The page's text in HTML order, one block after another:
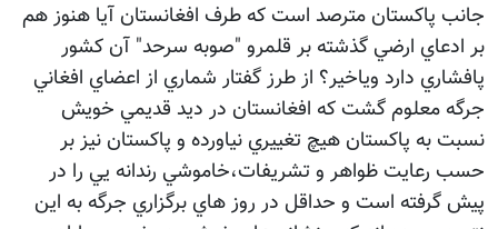
جانب پاكستان مترصد است كه طرف افغانستان آيا هنوز هم
بر ادعاي ارضي گذشته بر قلمرو "صوبه سرحد" آن كشور
پافشاري دارد وياخير؟ از طرز گفتار شماري از اعضاي افغاني
جرگه معلوم گشت كه افغانستان در ديد قديمي خويش
نسبت به پاكستان هيچ تغييري نياورده و پاكستان نيز بر
حسب رعايت ظواهر و تشريفات،خاموشي رندانه يي را در
پيش گرفته است و حداقل در روز هاي برگزاري جرگه به اين